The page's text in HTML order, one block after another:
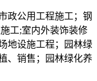
政公用工程施工；钢
工;室内外装饰装修
地设施工程；园林绿
、销售；园林绿化养